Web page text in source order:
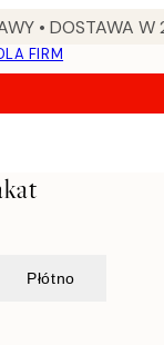
• DOSTAWA
FIRM
Płótno